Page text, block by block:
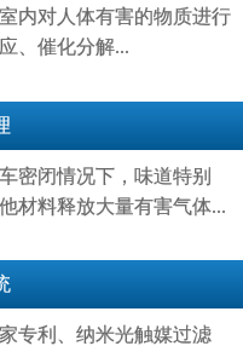
内对人体有害的物质进行
、催化分解...
密闭情况下，味道特别
材料释放大量有害气体...
专利、纳米光触媒过滤